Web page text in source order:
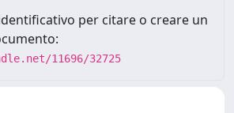
per citare o creare un
11696/32725